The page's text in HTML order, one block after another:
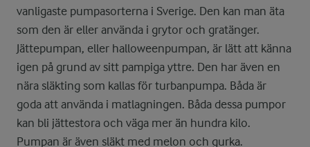
vanligaste pumpasorterna i Sverige. Den kan man äta
som den är eller använda i grytor och gratänger.
Jättepumpan, eller halloweenpumpan, är lätt att känna
igen på grund av sitt pampiga yttre. Den har även en
nära släkting som kallas för turbanpumpa. Båda är
goda att använda i matlagningen. Båda dessa pumpor
kan bli jättestora och väga mer än hundra kilo.
Pumpan är även släkt med melon och gurka.